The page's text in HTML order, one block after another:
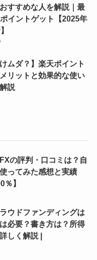
すすめな人を解説｜最
イントゲット【2025年
けムダ？】楽天ポイント
リットと効果的な使い
説
の評判・口コミは？自
ってみた感想と実績
％】
ウドファンディングは
必要？書き方は？所得
しく解説 |